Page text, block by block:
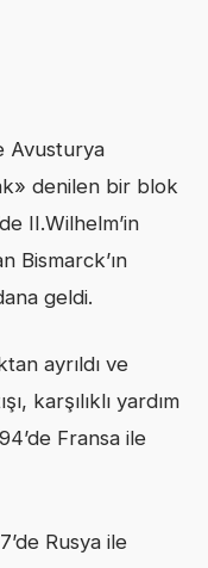
Avusturya
denilen bir blok
II.Wilhelm’in
Bismarck’ın
geldi.
ayrıldı ve
karşılıklı yardım
Fransa ile
Rusya ile